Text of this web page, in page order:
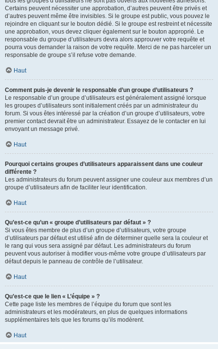
Certains peuvent nécessiter une approbation, d’autres peuvent être privés et
d’autres peuvent même être invisibles. Si le groupe est public, vous pouvez le
rejoindre en cliquant sur le bouton dédié. Si le groupe est restreint et nécessite
une approbation, vous devez cliquer également sur le bouton approprié. Le
responsable du groupe d’utilisateurs devra alors approuver votre requête et
pourra vous demander la raison de votre requête. Merci de ne pas harceler un
responsable de groupe s’il refuse votre demande.
Haut
Comment puis-je devenir le responsable d’un groupe d’utilisateurs ?
Le responsable d’un groupe d’utilisateurs est généralement assigné lorsque
les groupes d’utilisateurs sont initialement créés par un administrateur du
forum. Si vous êtes intéressé par la création d’un groupe d’utilisateurs, votre
premier contact devrait être un administrateur. Essayez de le contacter en lui
envoyant un message privé.
Haut
Pourquoi certains groupes d’utilisateurs apparaissent dans une couleur
différente ?
Les administrateurs du forum peuvent assigner une couleur aux membres d’un
groupe d’utilisateurs afin de faciliter leur identification.
Haut
Qu’est-ce qu’un « groupe d’utilisateurs par défaut » ?
Si vous êtes membre de plus d’un groupe d’utilisateurs, votre groupe
d’utilisateurs par défaut est utilisé afin de déterminer quelle sera la couleur et
le rang qui vous sera assigné par défaut. Les administrateurs du forum
peuvent vous autoriser à modifier vous-même votre groupe d’utilisateurs par
défaut depuis le panneau de contrôle de l’utilisateur.
Haut
Qu’est-ce que le lien « L’équipe » ?
Cette page liste les membres de l’équipe du forum que sont les
administrateurs et les modérateurs, en plus de quelques informations
supplémentaires tels que les forums qu’ils modèrent.
Haut